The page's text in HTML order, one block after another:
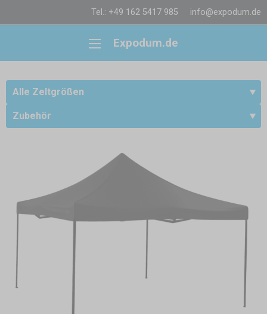
Tel.: +49 162 5417 985 info@expodum.de
Expodum.de
Alle Zeltgrößen
Zubehör